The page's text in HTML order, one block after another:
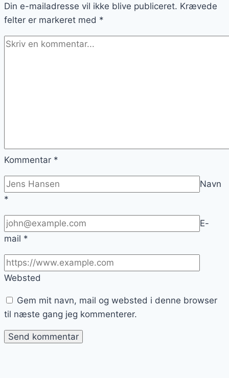
Din e-mailadresse vil ikke blive publiceret. Krævede
felter er markeret med *
Kommentar *
Navn
*
E-
mail *
Websted
Gem mit navn, mail og websted i denne browser
til næste gang jeg kommenterer.